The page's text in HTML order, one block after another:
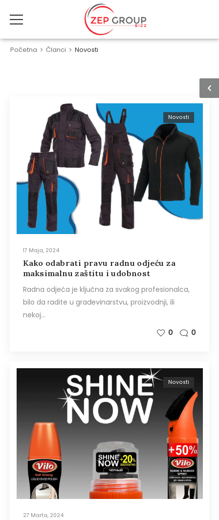
Početna > Članci > Novosti
17 Maja, 2024
Novosti
Kako odabrati pravu radnu odjeću za
maksimalnu zaštitu i udobnost
Radna odjeća je ključna za svakog profesionalca,
bilo da radite u građevinarstvu, proizvodnji, ili
nekoj…
0
0
27 Marta, 2024
Novosti